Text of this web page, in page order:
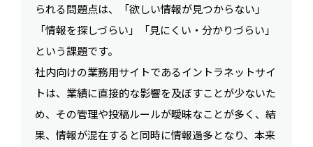
られる問題点は、「欲しい情報が見つからない」
「情報を探しづらい」「見にくい・分かりづらい」
という課題です。
社内向けの業務用サイトであるイントラネットサイ
トは、業績に直接的な影響を及ぼすことが少ないた
め、その管理や投稿ルールが曖昧なことが多く、結
果、情報が混在すると同時に情報過多となり、本来